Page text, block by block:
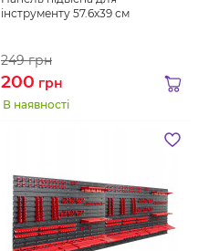
інструменту 57.6х39 см
249грн
200 грн
В наявності